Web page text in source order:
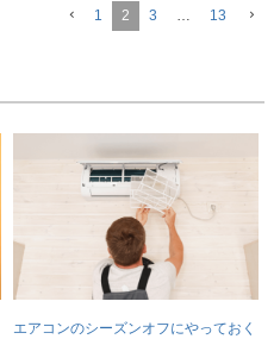
1 2 3 13
エアコンのシーズンオフにやっておく